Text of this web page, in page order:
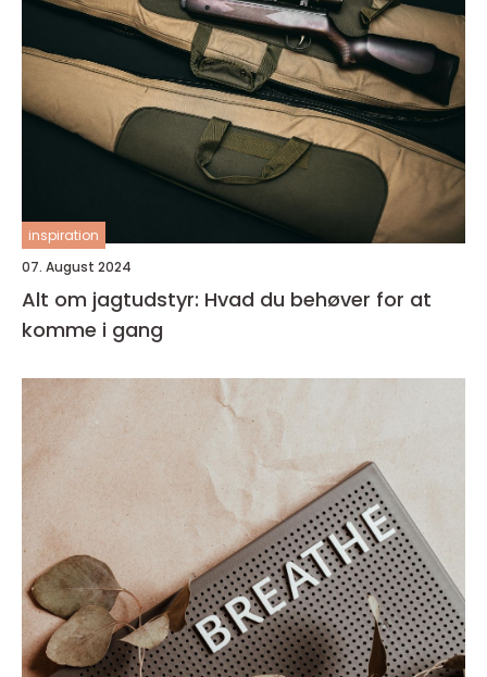
inspiration
07. August 2024
Alt om jagtudstyr: Hvad du behøver for at
komme i gang